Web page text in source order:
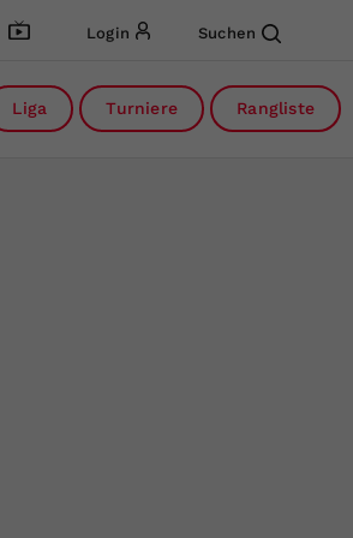
Login Suchen
Liga Turniere Rangliste